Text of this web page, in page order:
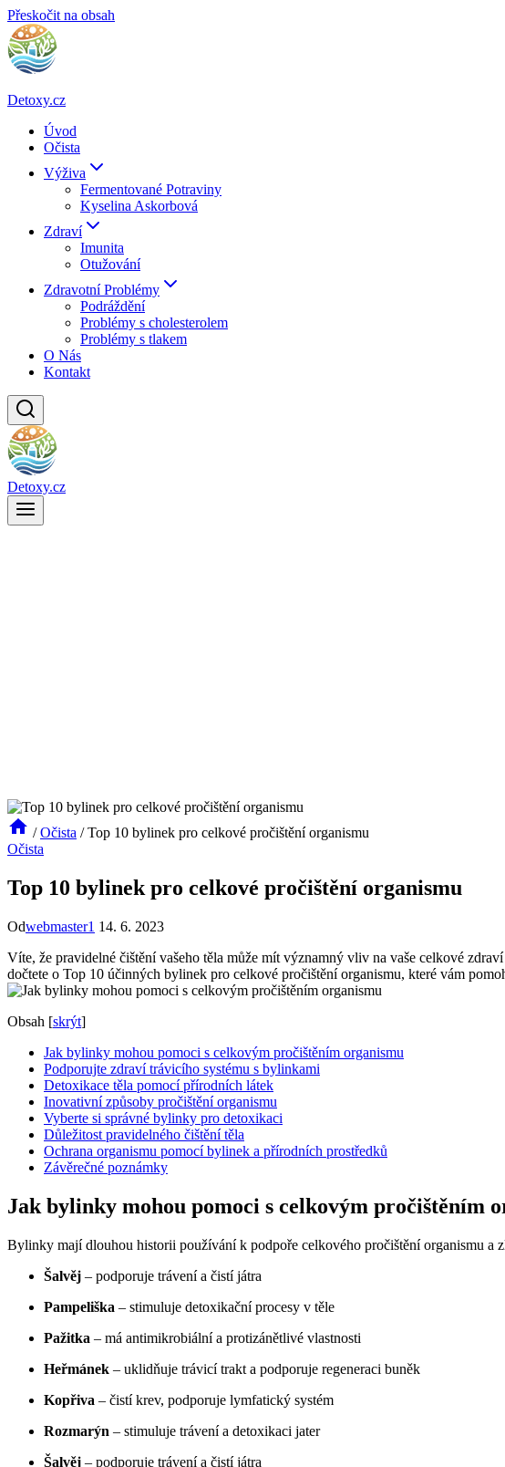
Přeskočit na obsah
Detoxy.cz
Úvod
Očista
Výživa
Fermentované Potraviny
Kyselina Askorbová
Zdraví
Imunita
Otužování
Zdravotní Problémy
Podráždění
Problémy s cholesterolem
Problémy s tlakem
O Nás
Kontakt
Detoxy.cz
/ Očista / Top 10 bylinek pro celkové pročištění organismu
Očista
Top 10 bylinek pro celkové pročištění organismu
Odwebmaster1 14. 6. 2023
Víte, že pravidelné čištění vašeho těla může mít významný vliv na vaše celkové
dočtete o Top 10 účinných bylinek pro celkové pročištění organismu, které vám
Obsah [skrýt]
Jak bylinky mohou pomoci s celkovým pročištěním organismu
Podporujte zdraví trávicího systému s bylinkami
Detoxikace těla pomocí přírodních látek
Inovativní způsoby pročištění organismu
Vyberte si správné bylinky pro detoxikaci
Důležitost pravidelného čištění těla
Ochrana organismu pomocí bylinek a přírodních prostředků
Závěrečné poznámky
Jak bylinky mohou pomoci s celkovým pročištěním
Bylinky mají dlouhou historii používání k podpoře celkového pročištění organismu a
Šalvěj – podporuje trávení a čistí játra
Pampeliška – stimuluje detoxikační procesy v těle
Pažitka – má antimikrobiální a protizánětlivé vlastnosti
Heřmánek – uklidňuje trávicí trakt a podporuje regeneraci buněk
Kopřiva – čistí krev, podporuje lymfatický systém
Rozmarýn – stimuluje trávení a detoxikaci jater
Šalvěj – podporuje trávení a čistí játra